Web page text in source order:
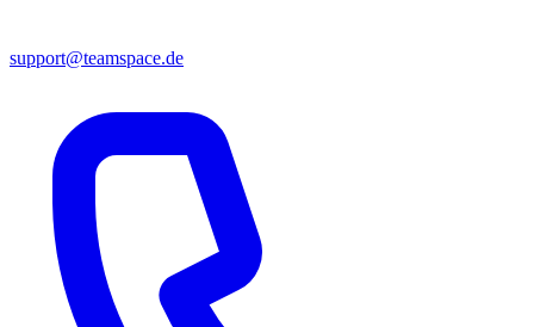
support@teamspace.de